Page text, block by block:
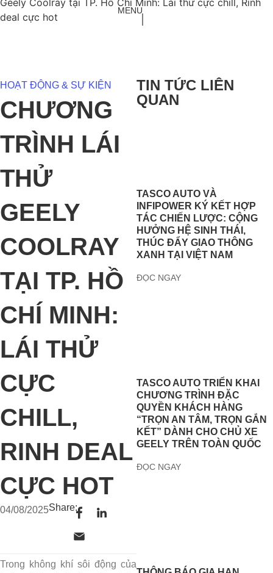
MENU
deal cực hot
HOẠT ĐỘNG & SỰ KIỆN
CHƯƠNG
TRÌNH LÁI
THỬ
GEELY
COOLRAY
TẠI TP. HỒ
CHÍ MINH:
LÁI THỬ
CỰC
CHILL,
RINH DEAL
CỰC HOT
04/08/2025Share:
Trong không khí sôi động của
TIN TỨC LIÊN
QUAN
TASCO AUTO VÀ
INFIPOWER KÝ KẾT HỢP
TÁC CHIẾN LƯỢC: CỘNG
HƯỞNG HỆ SINH THÁI,
THÚC ĐẨY GIAO THÔNG
XANH TẠI VIỆT NAM
ĐỌC NGAY
TASCO AUTO TRIỂN KHAI
CHƯƠNG TRÌNH ĐẶC
QUYỀN KHÁCH HÀNG
“TRỌN AN TÂM, TRỌN GẮN
KẾT” DÀNH CHO CHỦ XE
GEELY TRÊN TOÀN QUỐC
ĐỌC NGAY